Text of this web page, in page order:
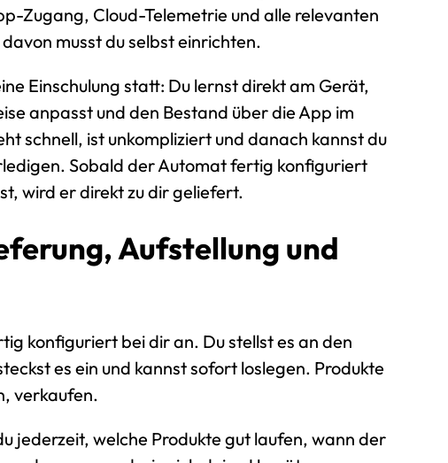
Zugang, Cloud-Telemetrie und alle relevanten
musst du selbst einrichten.
Einschulung statt: Du lernst direkt am Gerät,
anpasst und den Bestand über die App im
schnell, ist unkompliziert und danach kannst du
Sobald der Automat fertig konfiguriert
wird er direkt zu dir geliefert.
Aufstellung und
konfiguriert bei dir an. Du stellst es an den
es ein und kannst sofort loslegen. Produkte
verkaufen.
jederzeit, welche Produkte gut laufen, wann der